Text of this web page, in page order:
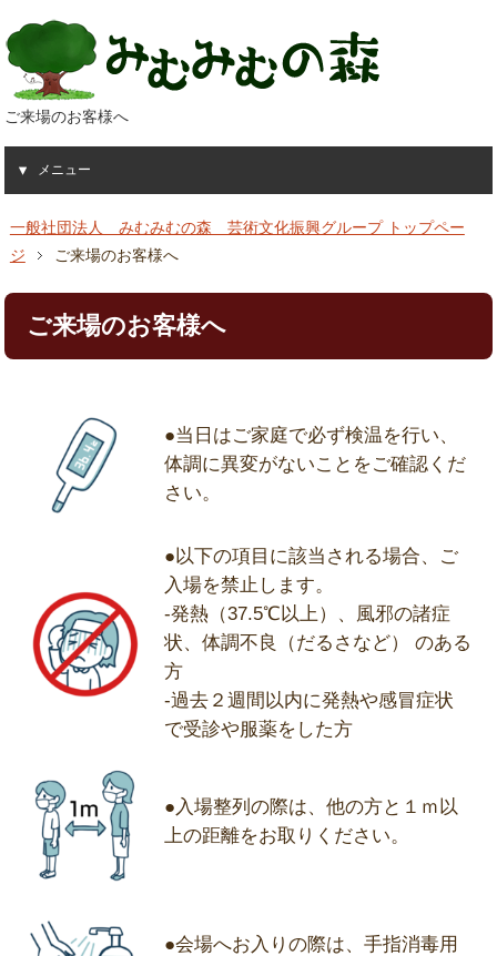
ご来場のお客様へ
メニュー
一般社団法人 みむみむの森 芸術文化振興グループ トップペー
ジ
ご来場のお客様へ
ご来場のお客様へ
●当日はご家庭で必ず検温を行い、
体調に異変がないことをご確認くだ
さい。
●以下の項目に該当される場合、ご
入場を禁止します。
-発熱（37.5℃以上）、風邪の諸症
状、体調不良（だるさなど） のある
方
-過去２週間以内に発熱や感冒症状
で受診や服薬をした方
●入場整列の際は、他の方と１ｍ以
上の距離をお取りください。
●会場へお入りの際は、手指消毒用